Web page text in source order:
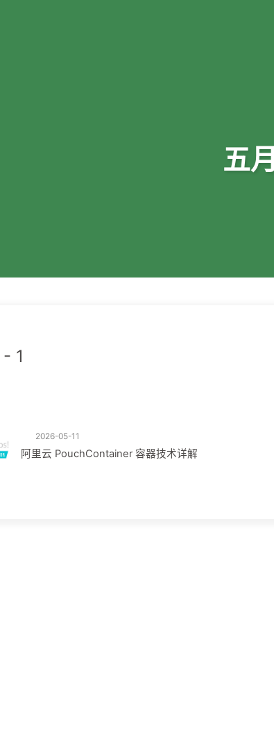
五
1
2026-05-11
阿里云 PouchContainer 容器技术详解